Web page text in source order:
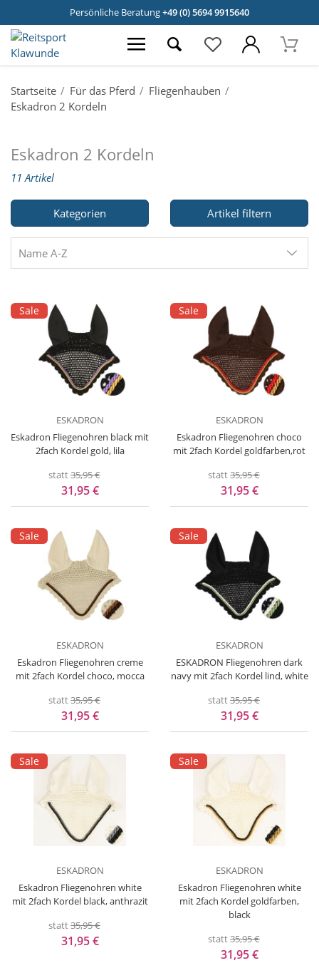
Persönliche Beratung+49 (0) 5694 9915640
Startseite Für das Pferd
Fliegenhauben
Eskadron 2 Kordeln
Eskadron 2 Kordeln
11 Artikel
Kategorien Artikel filtern
Name A-Z
Sale
ESKADRON
Eskadron Fliegenohren black mit
2fach Kordel gold, lila
statt35,95 €
31,95 €
Sale
ESKADRON
Eskadron Fliegenohren choco
mit 2fach Kordel goldfarben,rot
statt35,95 €
31,95 €
Sale
ESKADRON
Eskadron Fliegenohren creme
mit 2fach Kordel choco, mocca
statt35,95 €
31,95 €
Sale
ESKADRON
ESKADRON Fliegenohren dark
navy mit 2fach Kordel lind, white
statt35,95 €
31,95 €
Sale
ESKADRON
Eskadron Fliegenohren white
mit 2fach Kordel black, anthrazit
statt35,95 €
31,95 €
Sale
ESKADRON
Eskadron Fliegenohren white
mit 2fach Kordel goldfarben,
black
statt35,95 €
31,95 €